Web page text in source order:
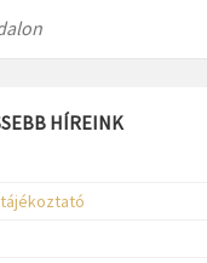
HÍREINK